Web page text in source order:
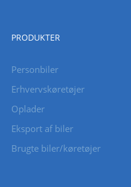
PRODUKTER
Personbiler
Erhvervskøretøjer
Oplader
Eksport af biler
Brugte biler/køretøjer